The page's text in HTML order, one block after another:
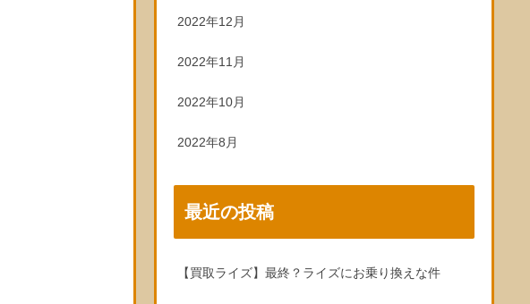
2022年12月
2022年11月
2022年10月
2022年8月
最近の投稿
【買取ライズ】最終？ライズにお乗り換えな件